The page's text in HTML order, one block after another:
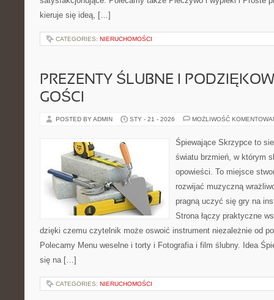
kieruje się ideą, […]
CATEGORIES: NIERUCHOMOŚCI
PREZENTY ŚLUBNE I
GOŚCI
POSTED BY ADMIN STY - 21 - 2026 MOŻLIWOŚĆ
Śpiewające Skrzypce to
światu brzmień, w którym
opowieści. To miejsce
rozwijać muzyczną
pragną uczyć się gry na
Strona łączy praktyczne
dzięki czemu czytelnik może oswoić instrument niezależnie od
Polecamy Menu weselne i torty i Fotografia i film ślubny. Idea
się na […]
CATEGORIES: NIERUCHOMOŚCI